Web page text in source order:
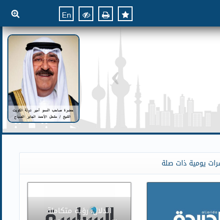
En
يومية ذات صلة
الدلال: رؤية متكاملة